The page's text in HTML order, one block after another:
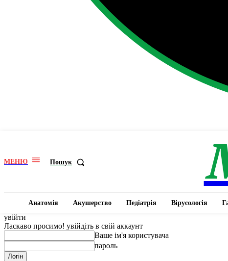
МЕНЮ Пошук
Анатомія Акушерство Педіатрія Вірусологія
увійти
Ласкаво просимо! увійдіть в свій аккаунт
Ваше ім'я користувача
пароль